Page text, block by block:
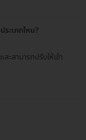
ะเภทไหน?
สามารถปรับให้เข้า